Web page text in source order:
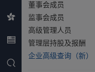
董事会成员
监事会成员
高级管理人员
管理层持股及报酬
企业高级查询（新）